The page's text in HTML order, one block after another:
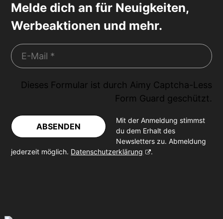
Melde dich an für Neuigkeiten,
Werbeaktionen und mehr.
Dieses Formular ist durch Aimy Captcha-Less
Form Guard geschützt.
ABSENDEN
Mit der Anmeldung stimmst
du dem Erhalt des
Newsletters zu. Abmeldung
jederzeit möglich. Datenschutzerklärung .